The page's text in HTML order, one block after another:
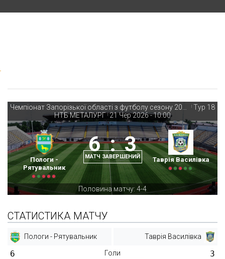
| Тур 18
НТБ МЕТАЛУРГ | 21 Чер 2026-10:00
Пологи -
Рятувальник
6 : 3
МАТЧ ЗАВЕРШЕНИЙ Таврія Василівка
Половина матчу: 4-4
СТАТИСТИКА МАТЧУ
Пологи - Рятувальник Таврія Василівка
6 Голи 3